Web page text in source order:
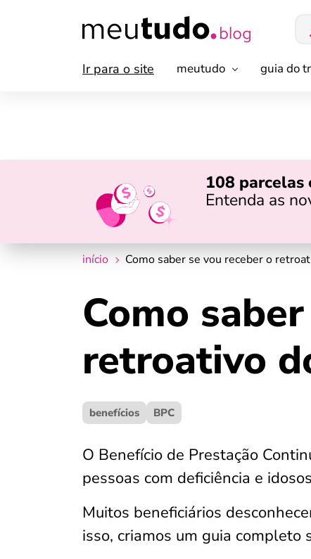
Ir para o site meutudo guia do
108 parcelas
Entenda as
início Como saber se vou receber o
Como
retroativo
benefícios BPC
O Benefício de Prestação
pessoas com deficiência e
Muitos beneficiários
isso, criamos um guia completo